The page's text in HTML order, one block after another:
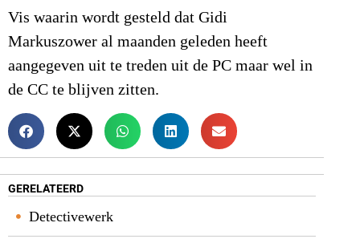
Vis waarin wordt gesteld dat Gidi
Markuszower al maanden geleden heeft
aangegeven uit te treden uit de PC maar wel in
de CC te blijven zitten.
GERELATEERD
Detectivewerk